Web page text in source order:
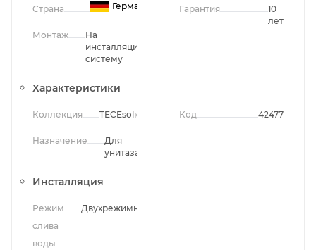
Страна Германия
Монтаж
На
инсталляционную
систему
Гарантия
10
лет
Характеристики
Коллекция TECEsolid
Назначение
Для
унитаза
Код 42477
Инсталляция
Режим
слива
воды
Двухрежимный